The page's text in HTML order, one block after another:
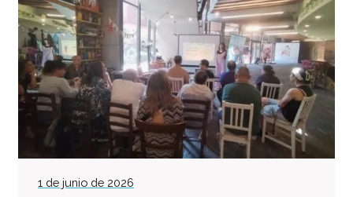
1 de junio de 2026